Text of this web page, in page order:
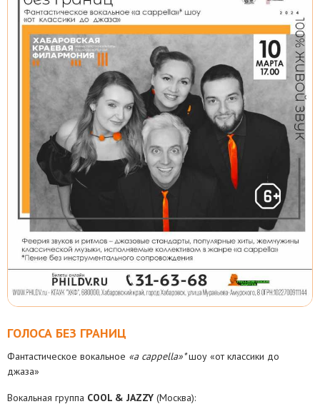
ГОЛОСА БЕЗ ГРАНИЦ
Фантастическое вокальное «a cappella»*шоу «от классики до
джаза»
Вокальная группа COOL & JAZZY (Москва):